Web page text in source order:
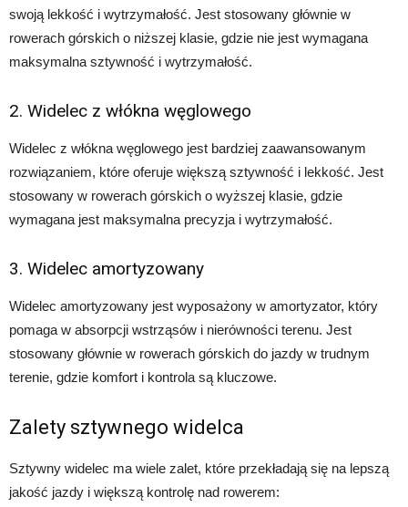
swoją lekkość i wytrzymałość. Jest stosowany głównie w
rowerach górskich o niższej klasie, gdzie nie jest wymagana
maksymalna sztywność i wytrzymałość.
2. Widelec z włókna węglowego
Widelec z włókna węglowego jest bardziej zaawansowanym
rozwiązaniem, które oferuje większą sztywność i lekkość. Jest
stosowany w rowerach górskich o wyższej klasie, gdzie
wymagana jest maksymalna precyzja i wytrzymałość.
3. Widelec amortyzowany
Widelec amortyzowany jest wyposażony w amortyzator, który
pomaga w absorpcji wstrząsów i nierówności terenu. Jest
stosowany głównie w rowerach górskich do jazdy w trudnym
terenie, gdzie komfort i kontrola są kluczowe.
Zalety sztywnego widelca
Sztywny widelec ma wiele zalet, które przekładają się na lepszą
jakość jazdy i większą kontrolę nad rowerem: